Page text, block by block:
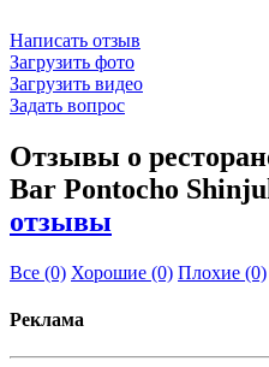
Написать отзыв
Загрузить фото
Загрузить видео
Задать вопрос
Отзывы о
Bar Pontocho
отзывы
Все (0) Хорошие (0) Плохие (0)
Реклама